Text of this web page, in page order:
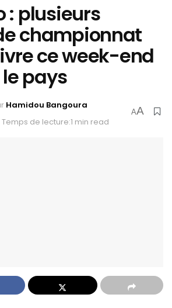
: plusieurs
championnat
ce week-end
pays
Hamidou Bangoura
Temps de lecture:1 min read
AA